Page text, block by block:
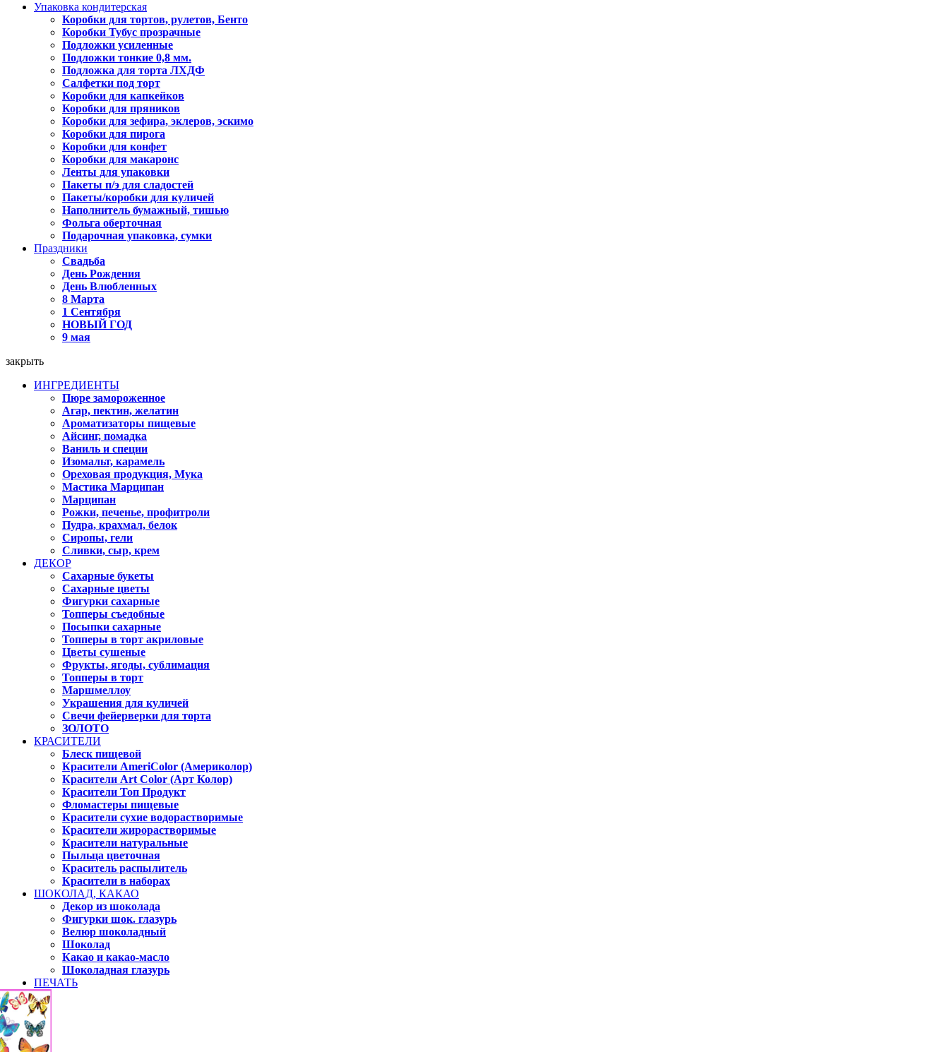
Упаковка кондитерская
Коробки для тортов, рулетов, Бенто
Коробки Тубус прозрачные
Подложки усиленные
Подложки тонкие 0,8 мм.
Подложка для торта ЛХДФ
Салфетки под торт
Коробки для капкейков
Коробки для пряников
Коробки для зефира, эклеров, эскимо
Коробки для пирога
Коробки для конфет
Коробки для макаронс
Ленты для упаковки
Пакеты п/э для сладостей
Пакеты/коробки для куличей
Наполнитель бумажный, тишью
Фольга оберточная
Подарочная упаковка, сумки
Праздники
Свадьба
День Рождения
День Влюбленных
8 Марта
1 Сентября
НОВЫЙ ГОД
9 мая
закрыть
ИНГРЕДИЕНТЫ
Пюре замороженное
Агар, пектин, желатин
Ароматизаторы пищевые
Айсинг, помадка
Ваниль и специи
Изомальт, карамель
Ореховая продукция, Мука
Мастика Марципан
Марципан
Рожки, печенье, профитроли
Пудра, крахмал, белок
Сиропы, гели
Сливки, сыр, крем
ДЕКОР
Сахарные букеты
Сахарные цветы
Фигурки сахарные
Топперы съедобные
Посыпки сахарные
Топперы в торт акриловые
Цветы сушеные
Фрукты, ягоды, сублимация
Топперы в торт
Маршмеллоу
Украшения для куличей
Свечи фейерверки для торта
ЗОЛОТО
КРАСИТЕЛИ
Блеск пищевой
Красители AmeriColor (Америколор)
Красители Art Color (Арт Колор)
Красители Топ Продукт
Фломастеры пищевые
Красители сухие водорастворимые
Красители жирорастворимые
Красители натуральные
Пыльца цветочная
Краситель распылитель
Красители в наборах
ШОКОЛАД, КАКАО
Декор из шоколада
Фигурки шок. глазурь
Велюр шоколадный
Шоколад
Какао и какао-масло
Шоколадная глазурь
ПЕЧАТЬ